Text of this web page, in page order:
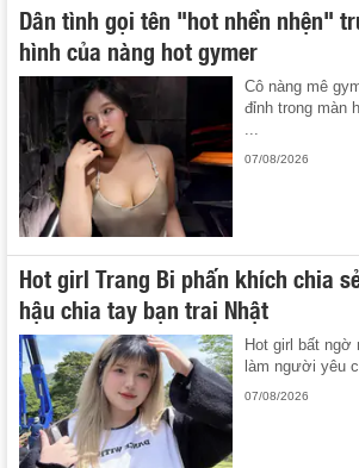
Dân tình gọi tên "hot nhền nhện"
hình của nàng hot gymer
Cô nàng mê
đỉnh trong màn
...
07/08/2026
Hot girl Trang Bi phấn khích chia
hậu chia tay bạn trai Nhật
Hot girl bất
làm người yêu
07/08/2026